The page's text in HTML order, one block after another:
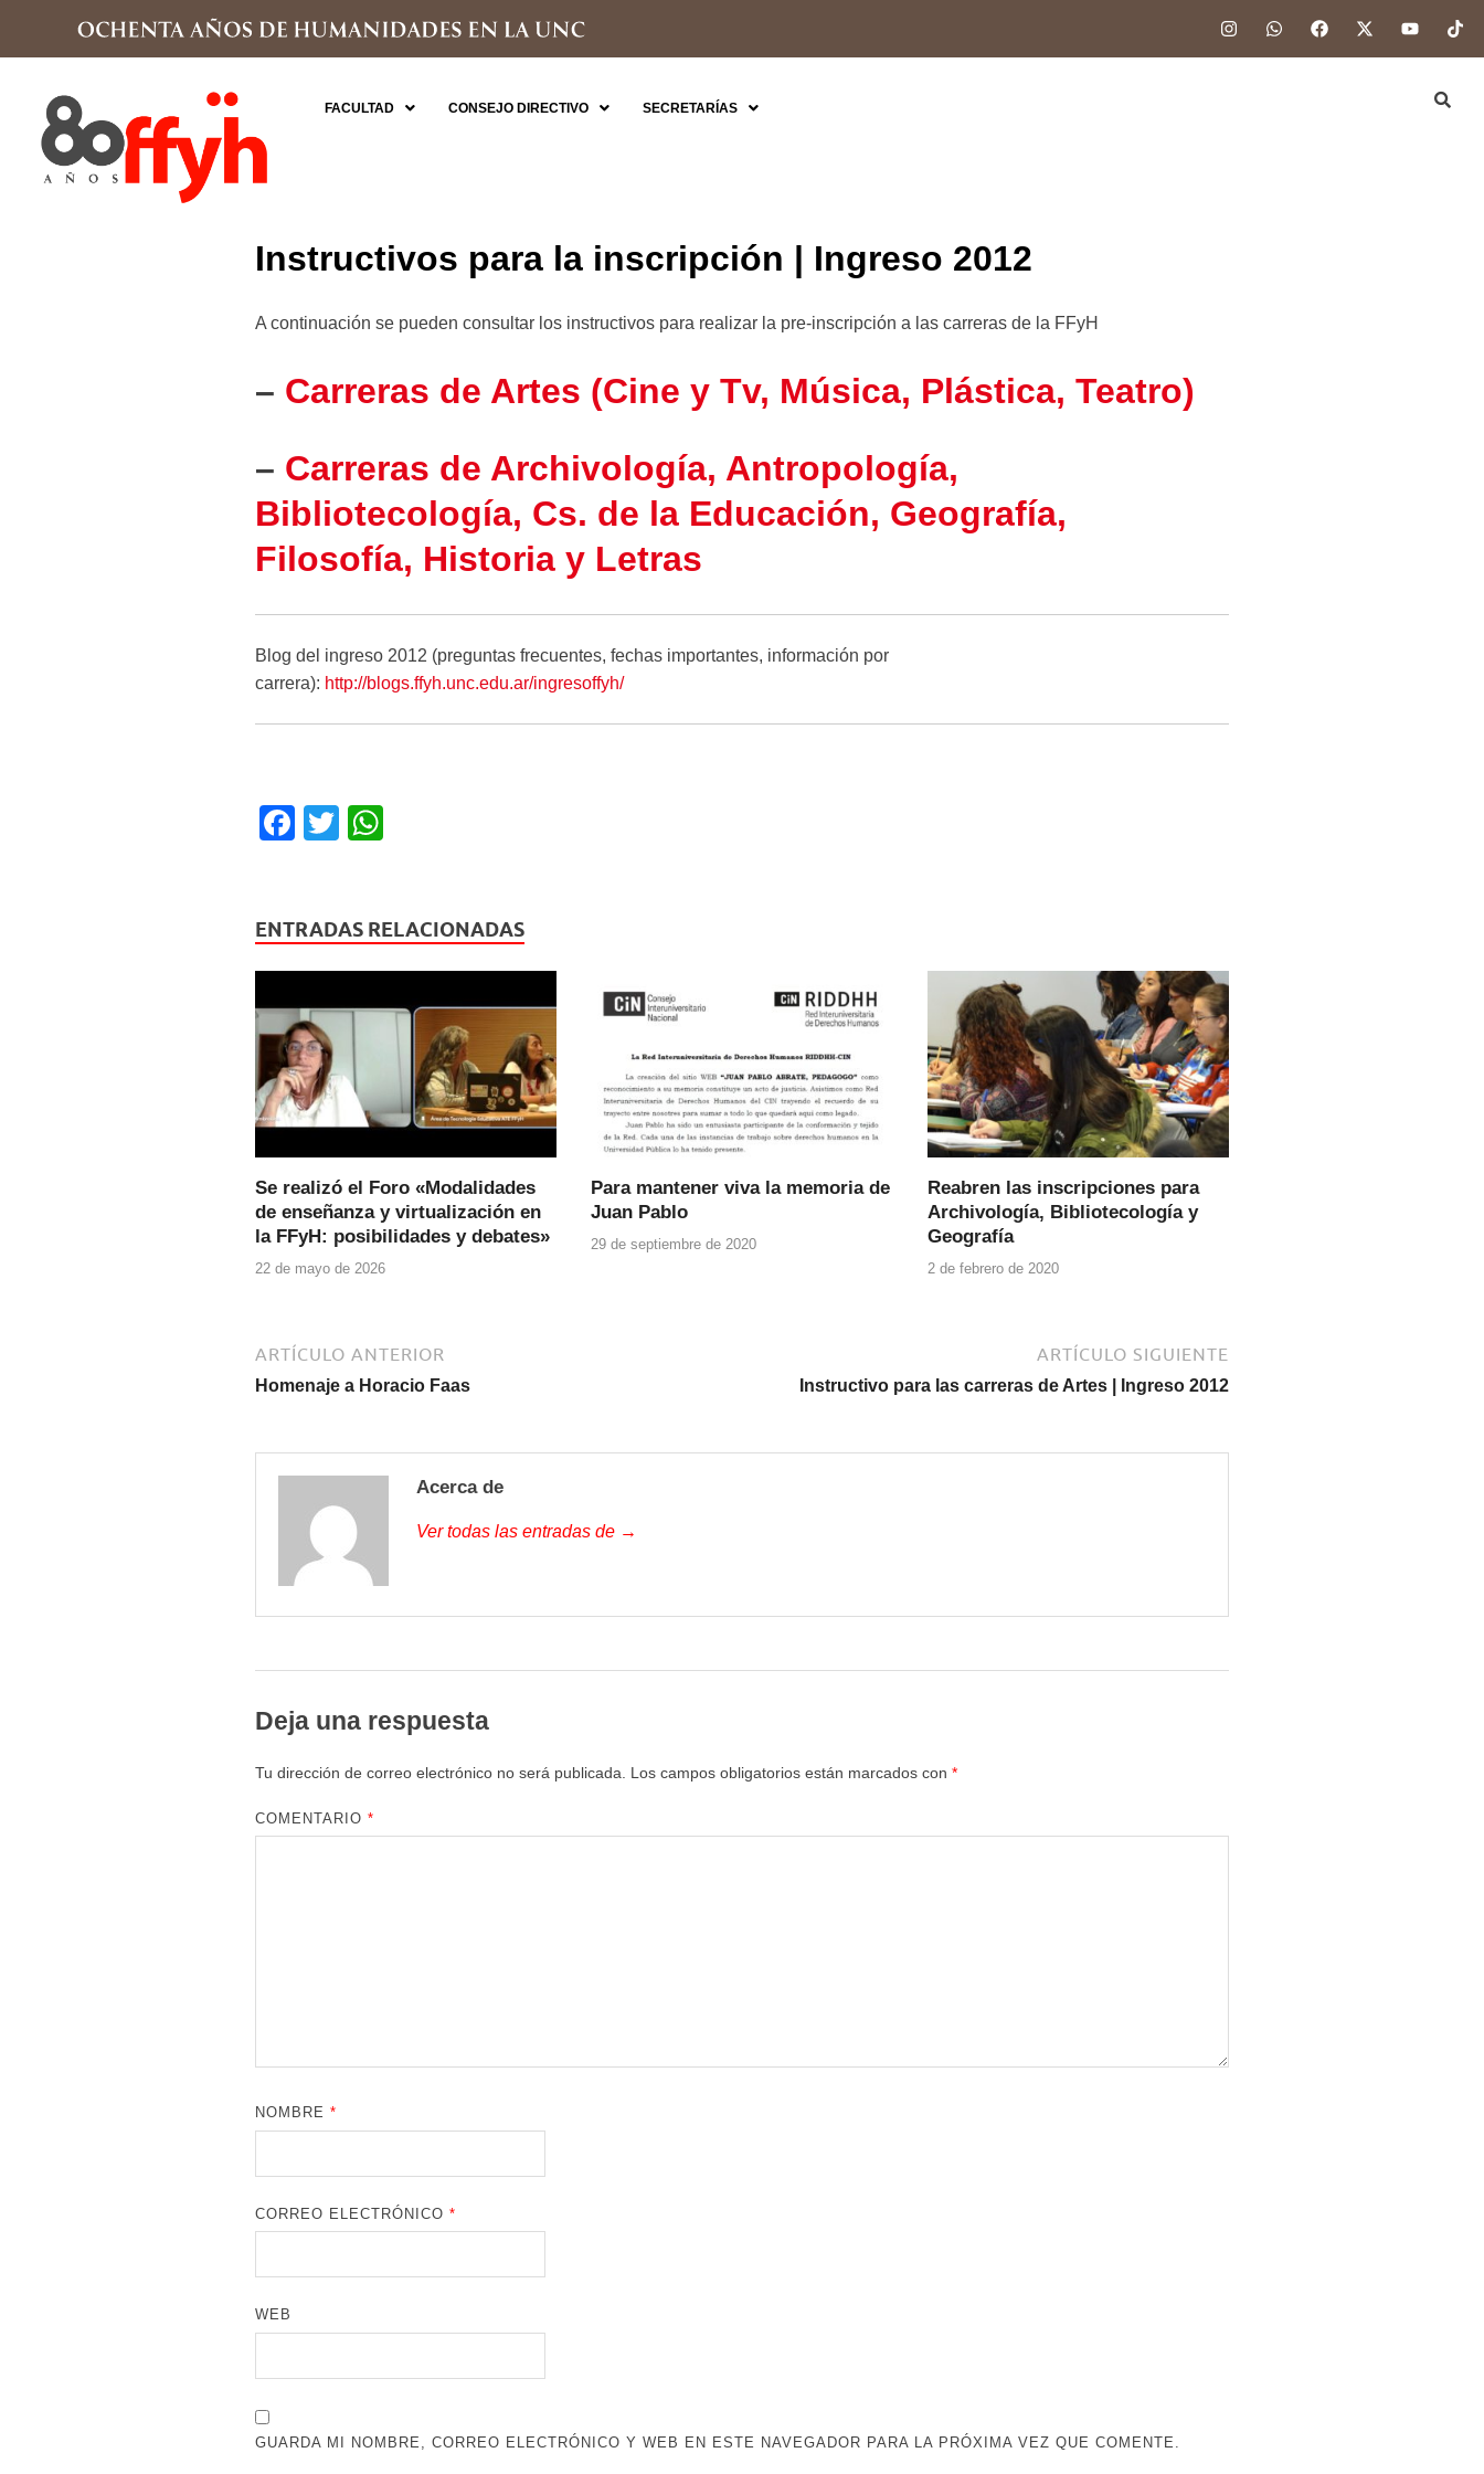
FACULTAD CONSEJO DIRECTIVO SECRETARÍAS
Instructivos para la inscripción | Ingreso 2012
A continuación se pueden consultar los instructivos para realizar la pre-inscripción a las carreras de la FFyH
– Carreras de Artes (Cine y Tv, Música, Plástica, Teatro)
– Carreras de Archivología, Antropología,
Bibliotecología, Cs. de la Educación, Geografía,
Filosofía, Historia y Letras
Blog del ingreso 2012 (preguntas frecuentes, fechas importantes, información por
carrera): http://blogs.ffyh.unc.edu.ar/ingresoffyh/
F
e
b
o
o
k
T
er s
A
p
p
ENTRADAS RELACIONADAS
Se realizó el Foro «Modalidades
de enseñanza y virtualización en
la FFyH: posibilidades y debates»
22 de mayo de 2026
Para mantener viva la memoria de
Juan Pablo
29 de septiembre de 2020
Reabren las inscripciones para
Archivología, Bibliotecología y
Geografía
2 de febrero de 2020
ARTÍCULO ANTERIOR
Homenaje a Horacio Faas
ARTÍCULO SIGUIENTE
Instructivo para las carreras de Artes | Ingreso 2012
Acerca de
Ver todas las entradas de →
Deja una respuesta
Tu dirección de correo electrónico no será publicada. Los campos obligatorios están marcados con *
COMENTARIO*
NOMBRE*
CORREO ELECTRÓNICO*
WEB
GUARDA MI NOMBRE, CORREO ELECTRÓNICO Y WEB EN ESTE NAVEGADOR PARA LA PRÓXIMA VEZ QUE COMENTE.